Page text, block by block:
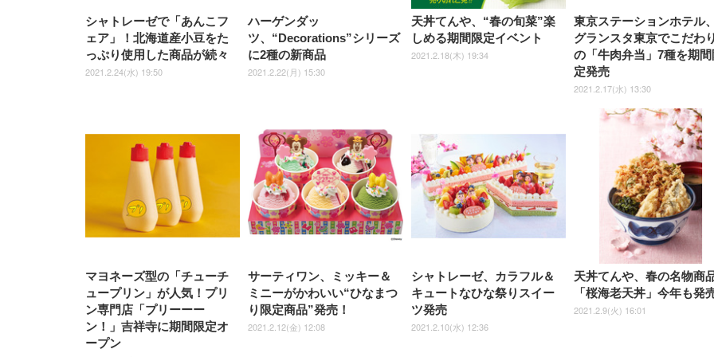
シャトレーゼで「あんこフ
ェア」！北海道産小豆をた
っぷり使用した商品が続々
2021.2.24(水) 19:50
ハーゲンダッ
ツ、“Decorations”シリーズ
に2種の新商品
2021.2.22(月) 15:30
天丼てんや、“春の旬菜”楽
しめる期間限定イベント
2021.2.18(木) 19:34
東京ステーションホテル、
グランスタ東京でこだわり
の「牛肉弁当」7種を期間
定発売
2021.2.17(水) 13:30
マヨネーズ型の「チューチ
ュープリン」が人気！プリ
ン専門店「プリーーー
ン！」吉祥寺に期間限定オ
ープン
サーティワン、ミッキー＆
ミニーがかわいい“ひなまつ
り限定商品”発売！
2021.2.12(金) 12:08
シャトレーゼ、カラフル＆
キュートなひな祭りスイー
ツ発売
2021.2.10(水) 12:36
天丼てんや、春の名物商
「桜海老天丼」今年も発
2021.2.9(火) 16:01